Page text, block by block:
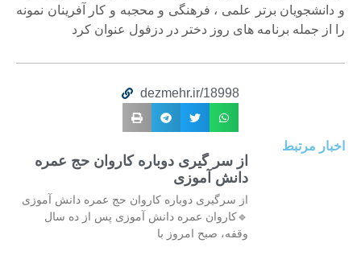
و دانشجویان برتر علمی ، فرهنگی و محجبه و کار آفرینان نمونه
را از جمله برنامه های روز دختر در دزفول عنوان کرد
dezmehr.ir/18998
اخبار مرتبط
از سر گیری دوباره کاروان حج عمره
دانش آموزی
از سرگیری دوباره کاروان حج عمره دانش آموزی
🔹کاروان عمره دانش آموزی پس از ده سال
وقفه، صبح امروز با